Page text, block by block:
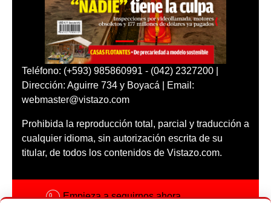
Teléfono: (+593) 985860991 - (042) 2327200 |
Dirección: Aguirre 734 y Boyacá | Email:
webmaster@vistazo.com
Prohibida la reproducción total, parcial y traducción a
cualquier idioma, sin autorización escrita de su
titular, de todos los contenidos de Vistazo.com.
Empieza a seguirnos ahora